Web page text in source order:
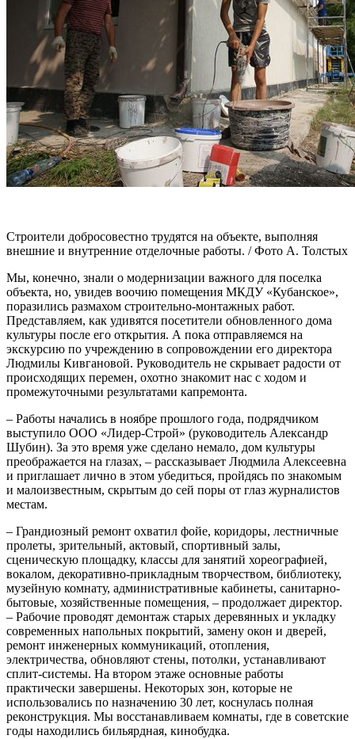
Строители добросовестно трудятся на объекте, выполняя
внешние и внутренние отделочные работы. / Фото А. Толстых
Мы, конечно, знали о модернизации важного для поселка
объекта, но, увидев воочию помещения МКДУ «Кубанское»,
поразились размахом строительно-монтажных работ.
Представляем, как удивятся посетители обновленного дома
культуры после его открытия. А пока отправляемся на
экскурсию по учреждению в сопровождении его директора
Людмилы Кивгановой. Руководитель не скрывает радости от
происходящих перемен, охотно знакомит нас с ходом и
промежуточными результатами капремонта.
– Работы начались в ноябре прошлого года, подрядчиком
выступило ООО «Лидер-Строй» (руководитель Александр
Шубин). За это время уже сделано немало, дом культуры
преображается на глазах, – рассказывает Людмила Алексеевна
и приглашает лично в этом убедиться, пройдясь по знакомым
и малоизвестным, скрытым до сей поры от глаз журналистов
местам.
– Грандиозный ремонт охватил фойе, коридоры, лестничные
пролеты, зрительный, актовый, спортивный залы,
сценическую площадку, классы для занятий хореографией,
вокалом, декоративно-прикладным творчеством, библиотеку,
музейную комнату, административные кабинеты, санитарно-
бытовые, хозяйственные помещения, – продолжает директор.
– Рабочие проводят демонтаж старых деревянных и укладку
современных напольных покрытий, замену окон и дверей,
ремонт инженерных коммуникаций, отопления,
электричества, обновляют стены, потолки, устанавливают
сплит-системы. На втором этаже основные работы
практически завершены. Некоторых зон, которые не
использовались по назначению 30 лет, коснулась полная
реконструкция. Мы восстанавливаем комнаты, где в советские
годы находились бильярдная, кинобудка.